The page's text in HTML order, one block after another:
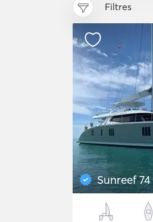
Filtres
Sunreef 74